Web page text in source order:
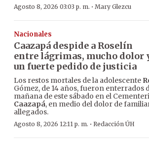
Agosto 8, 2026 03:03 p. m. · Mary Glezcu
Nacionales
Caazapá despide a Roselín
entre lágrimas, mucho dolor
un fuerte pedido de justicia
Los restos mortales de la adolescente
Gómez, de 14 años, fueron enterrados
mañana de este sábado en el
Caazapá, en medio del dolor de
allegados.
Agosto 8, 2026 12:11 p. m. · Redacción ÚH